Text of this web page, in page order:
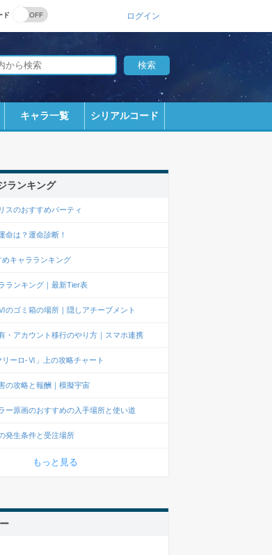
ド ログイン
キャラ一覧 シリアルコード
ランキング
スのおすすめパーティ
命は？運命診断！
めキャラランキング
ランキング｜最新Tier表
のゴミ箱の場所｜隠しアチーブメント
・アカウント移行のやり方｜スマホ連携
リーロ-Ⅵ」上の攻略チャート
の攻略と報酬｜模擬宇宙
ー原画のおすすめの入手場所と使い道
発生条件と受注場所
もっと見る